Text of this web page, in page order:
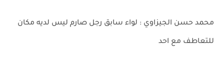
محمد حسن الجيزاوي : لواء سابق رجل صارم ليس لديه مكان
للتعاطف مع احد